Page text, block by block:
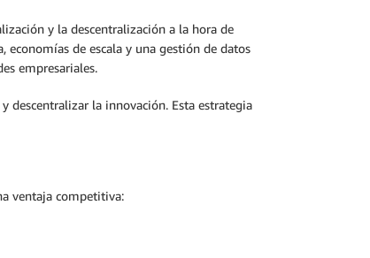
y la descentralización a la hora de
de escala y una gestión de datos
empresariales.
descentralizar la innovación. Esta estrategia
ventaja competitiva: